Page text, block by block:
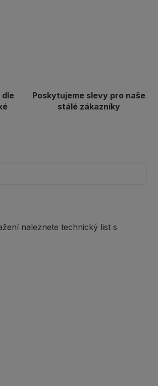
dle
Poskytujeme slevy pro naše
stálé zákazníky
naleznete technický list s